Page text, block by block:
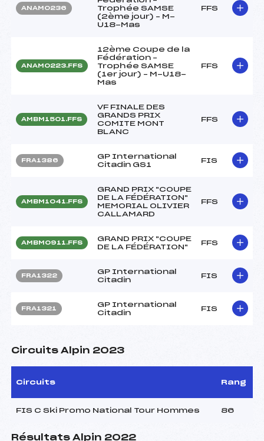
ANAM0236
Trophée SAMSE
(2ème jour) – M-
U18-Mas
FFS
ANAM0223.FFS
12ème Coupe de la
Fédération –
Trophée SAMSE
(1er jour) – M-U18-
Mas
FFS
AMBM1501.FFS
VF FINALE DES
GRANDS PRIX
COMITE MONT
BLANC
FFS
FRA1386
GP International
Citadin GS1
FIS
AMBM1041.FFS
GRAND PRIX "COUPE
DE LA FÉDÉRATION"
MEMORIAL OLIVIER
CALLAMARD
FFS
AMBM0911.FFS
GRAND PRIX "COUPE
DE LA FÉDÉRATION"
FFS
FRA1322
GP International
Citadin
FIS
FRA1321
GP International
Citadin
FIS
Circuits Alpin 2023
Circuits Rang
FIS C Ski Promo National Tour Hommes 86
Résultats Alpin 2022